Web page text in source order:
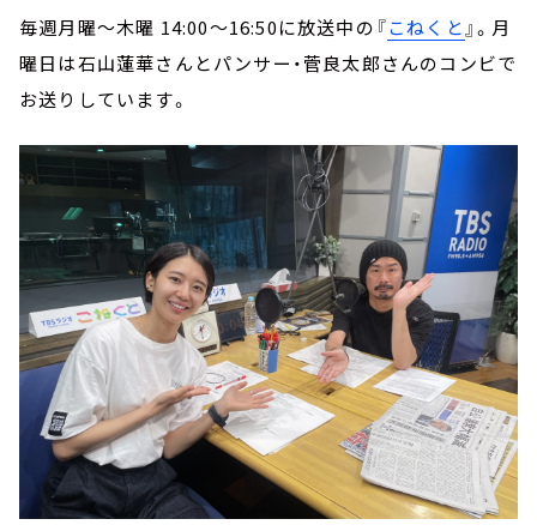
毎週月曜～木曜 14:00～16:50に放送中の『こねくと』。月
曜日は石山蓮華さんとパンサー・菅良太郎さんのコンビで
お送りしています。